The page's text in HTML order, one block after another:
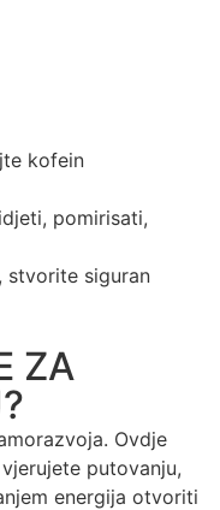
kofein
pomirisati,
stvorite siguran
ZA
Ovdje
putovanju,
energija otvoriti